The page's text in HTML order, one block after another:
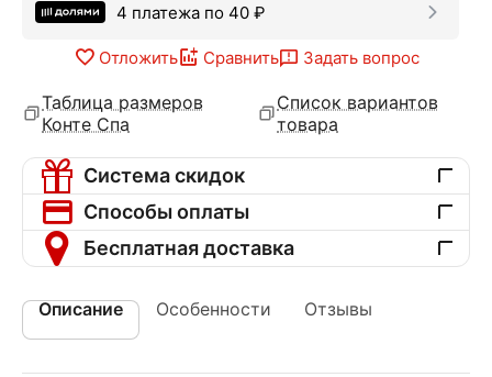
4 платежа по 40 ₽
Отложить Сравнить Задать вопрос
Таблица размеров
Конте Спа
Список вариантов
товара
Система скидок
Способы оплаты
Бесплатная доставка
Описание Особенности Отзывы